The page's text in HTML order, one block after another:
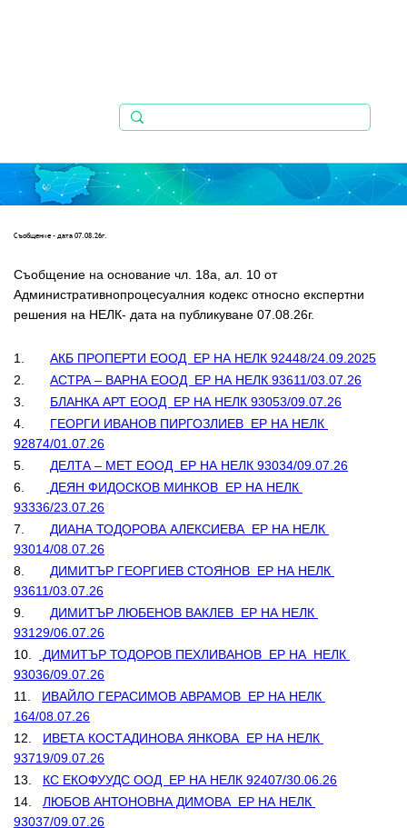
Съобщениe - дата 07.08.26г.
Съобщение на основание чл. 18а, ал. 10 от
Административнопроцесуалния кодекс относно експертни
решения на НЕЛК- дата на публикуване 07.08.26г.
1. АКБ ПРОПЕРТИ ЕООД  ЕР НА НЕЛК 92448/24.09.2025
2. АСТРА – ВАРНА ЕООД  ЕР НА НЕЛК 93611/03.07.26
3. БЛАНКА АРТ ЕООД  ЕР НА НЕЛК 93053/09.07.26
4. ГЕОРГИ ИВАНОВ ПИРГОЗЛИЕВ  ЕР НА НЕЛК
92874/01.07.26
5. ДЕЛТА – МЕТ ЕООД  ЕР НА НЕЛК 93034/09.07.26
6.
ДЕЯН ФИДОСКОВ МИНКОВ  ЕР НА НЕЛК
93336/23.07.26
7. ДИАНА ТОДОРОВА АЛЕКСИЕВА  ЕР НА НЕЛК
93014/08.07.26
8. ДИМИТЪР ГЕОРГИЕВ СТОЯНОВ  ЕР НА НЕЛК
93611/03.07.26
9. ДИМИТЪР ЛЮБЕНОВ ВАКЛЕВ  ЕР НА НЕЛК
93129/06.07.26
10.
ДИМИТЪР ТОДОРОВ ПЕХЛИВАНОВ  ЕР НА  НЕЛК
93036/09.07.26
11. ИВАЙЛО ГЕРАСИМОВ АВРАМОВ  ЕР НА НЕЛК
164/08.07.26
12. ИВЕТА КОСТАДИНОВА ЯНКОВА  ЕР НА НЕЛК
93719/09.07.26
13. КС ЕКОФУУДС ООД  ЕР НА НЕЛК 92407/30.06.26
14. ЛЮБОВ АНТОНОВНА ДИМОВА  ЕР НА НЕЛК
93037/09.07.26